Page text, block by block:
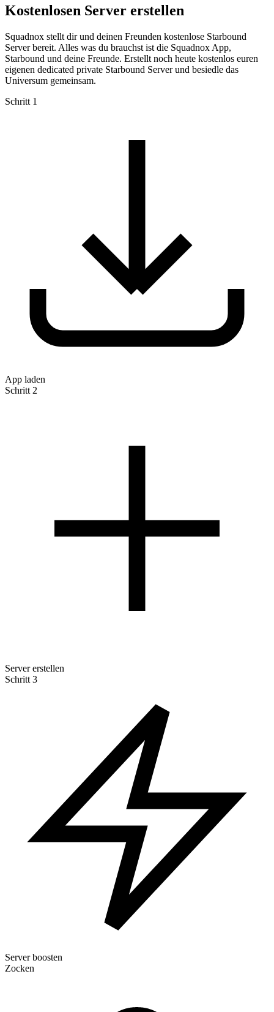
Kostenlosen Server erstellen
Squadnox stellt dir und deinen Freunden kostenlose Starbound
Server bereit. Alles was du brauchst ist die Squadnox App,
Starbound und deine Freunde. Erstellt noch heute kostenlos euren
eigenen dedicated private Starbound Server und besiedle das
Universum gemeinsam.
Schritt 1
App laden
Schritt 2
Server erstellen
Schritt 3
Server boosten
Zocken